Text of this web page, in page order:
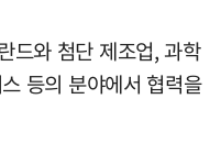
드와 첨단 제조업, 과학
등의 분야에서 협력을